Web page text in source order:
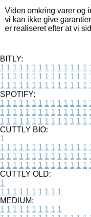
Viden omkring varer og
vi kan ikke give
er realiseret efter at vi
BITLY:
1 1 1 1 1 1 1 1 1 1 1 1 1 1
1 1 1 1 1 1 1 1 1 1 1 1 1 1
1 1 1 1 1 1 1 1 1 1 1 1 1 1
SPOTIFY:
1 1 1 1 1 1 1 1 1 1 1 1 1 1
1 1 1 1 1 1 1 1 1 1 1 1 1 1
1 1 1 1 1 1 1 1 1 1 1 1 1 1
CUTTLY BIO:
1
1 1 1 1 1 1 1 1 1 1 1 1 1 1
1 1 1 1 1 1 1 1 1 1 1 1 1 1
1 1 1 1 1 1 1 1 1 1 1 1 1 1
CUTTLY OLD:
1
1 1 1 1 1 1 1 1 1 1
MEDIUM:
1 1 1 1 1 1 1 1 1 1